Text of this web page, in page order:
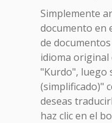
Simplemente
documento en
de
idioma original
"Kurdo", luego
(simplificado)"
deseas
haz clic en el